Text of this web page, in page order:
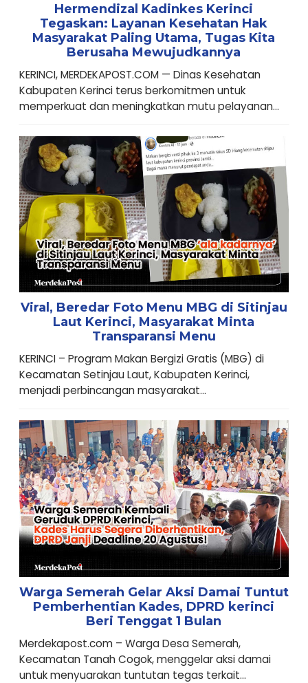
Hermendizal Kadinkes Kerinci
Tegaskan: Layanan Kesehatan Hak
Masyarakat Paling Utama, Tugas Kita
Berusaha Mewujudkannya
KERINCI, MERDEKAPOST.COM — Dinas Kesehatan
Kabupaten Kerinci terus berkomitmen untuk
memperkuat dan meningkatkan mutu pelayanan...
Viral, Beredar Foto Menu MBG di Sitinjau
Laut Kerinci, Masyarakat Minta
Transparansi Menu
KERINCI – Program Makan Bergizi Gratis (MBG) di
Kecamatan Setinjau Laut, Kabupaten Kerinci,
menjadi perbincangan masyarakat...
Warga Semerah Gelar Aksi Damai Tuntut
Pemberhentian Kades, DPRD kerinci
Beri Tenggat 1 Bulan
Merdekapost.com – Warga Desa Semerah,
Kecamatan Tanah Cogok, menggelar aksi damai
untuk menyuarakan tuntutan tegas terkait...